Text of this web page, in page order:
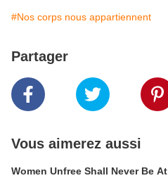
#Nos corps nous appartiennent
Partager
Vous aimerez aussi
Women Unfree Shall Never Be At